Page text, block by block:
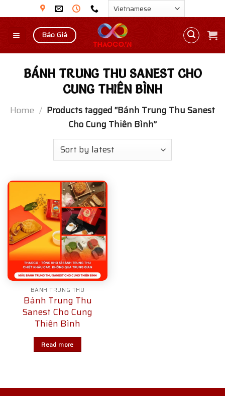
to
content
Báo Giá
BÁNH TRUNG THU SANEST CHO
CUNG THIÊN BÌNH
Home / Products tagged “Bánh Trung Thu Sanest
Cho Cung Thiên Bình”
BÁNH TRUNG THU
Bánh Trung Thu
Sanest Cho Cung
Thiên Bình
Read more